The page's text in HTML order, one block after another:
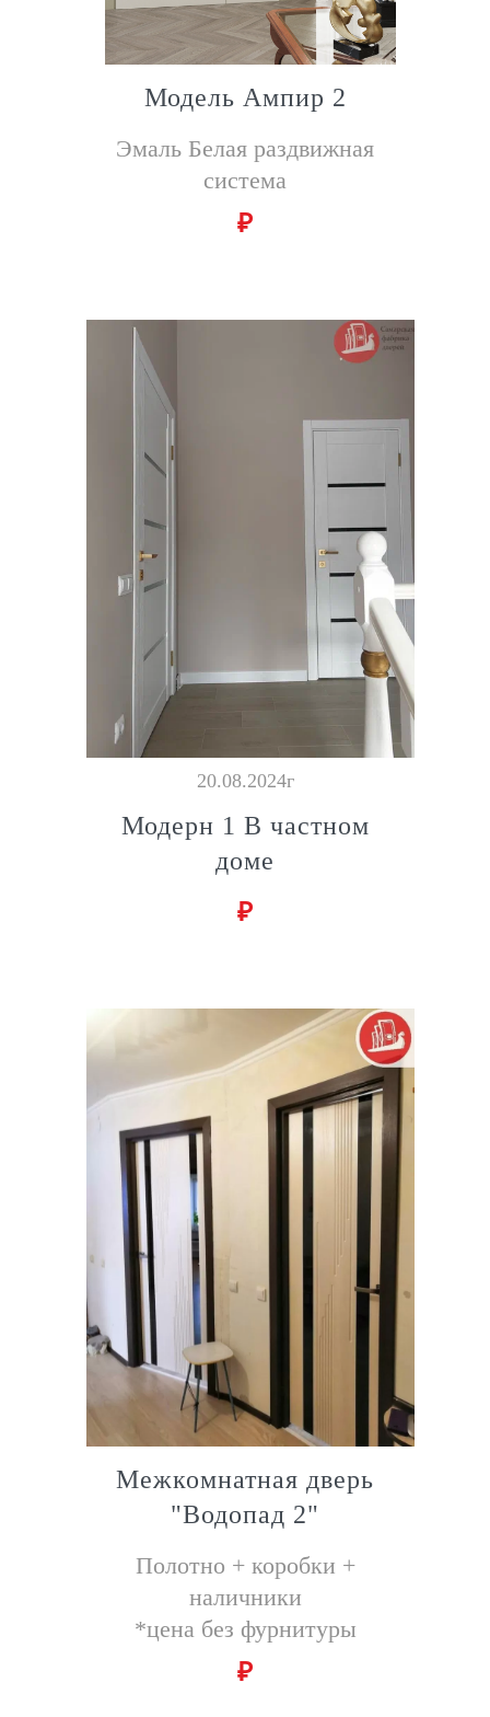
Модель Ампир 2
Эмаль Белая раздвижная
система
₽
20.08.2024г
Модерн 1 В частном
доме
₽
Межкомнатная дверь
"Водопад 2"
Полотно + коробки +
наличники
*цена без фурнитуры
₽